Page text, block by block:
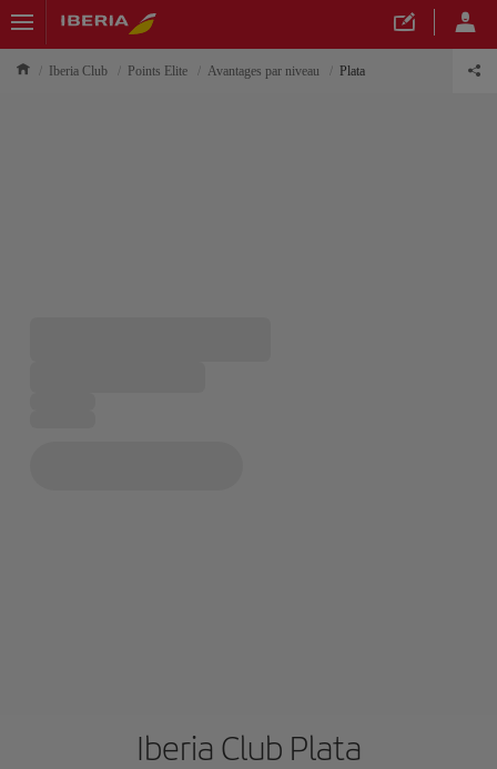
Iberia Club Points Elite Avantages par niveau Plata
Iberia Club Plata